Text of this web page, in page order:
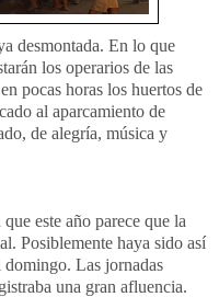
desmontada. En lo que
los operarios de las
pocas horas los huertos de
al aparcamiento de
de alegría, música y
este año parece que la
Posiblemente haya sido así
domingo. Las jornadas
una gran afluencia.